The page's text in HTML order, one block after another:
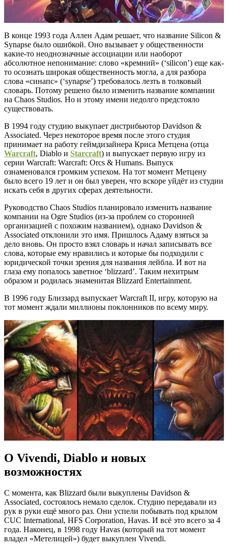
В конце 1993 года Аллен Адам решает, что название Silicon &
Synapse было ошибкой. Оно вызывает у общественности
какие-то неоднозначные ассоциации или наоборот
абсолютное непонимание: слово «кремний» (‘silicon’) еще как-
то осознать широкая общественность могла, а для разбора
слова «синапс» (‘synapse’) требовалось лезть в толковый
словарь. Потому решено было изменить название компании
на Chaos Studios. Но и этому имени недолго предстояло
существовать.
В 1994 году студию выкупает дистрибьютор Davidson &
Associated. Через некоторое время после этого студия
принимает на работу геймдизайнера Криса Метцена (отца
Warcraft, Diablo и Starcraft) и выпускает первую игру из
серии Warcraft: Warcraft: Orcs & Humans. Выпуск
ознаменовался громким успехом. На тот момент Метцену
было всего 19 лет и он был уверен, что вскоре уйдёт из студии
искать себя в других сферах деятельности.
Руководство Chaos Studios планировало изменить название
компании на Ogre Studios (из-за проблем со сторонней
организацией с похожим названием), однако Davidson &
Associated отклонили это имя. Пришлось Адаму взяться за
дело вновь. Он просто взял словарь и начал записывать все
слова, которые ему нравились и которые бы подходили с
юридической точки зрения для названия лейбла. И вот на
глаза ему попалось заветное ‘blizzard’. Таким нехитрым
образом и родилась знаменитая Blizzard Entertainment.
В 1996 году Близзард выпускает Warcraft II, игру, которую на
тот момент ждали миллионы поклонников по всему миру.
О Vivendi, Diablo и новых
возможностях
С момента, как Blizzard были выкуплены Davidson &
Associated, состоялось немало сделок. Студию передавали из
рук в руки ещё много раз. Они успели побывать под крылом
CUC International, HFS Corporation, Havas. И всё это всего за 4
года. Наконец, в 1998 году Havas (который на тот момент
владел «Метелицей») будет выкуплен Vivendi.